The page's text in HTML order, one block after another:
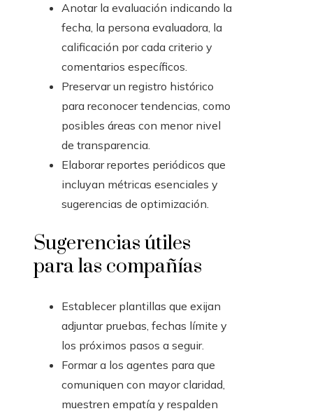
Anotar la evaluación indicando la
fecha, la persona evaluadora, la
calificación por cada criterio y
comentarios específicos.
Preservar un registro histórico
para reconocer tendencias, como
posibles áreas con menor nivel
de transparencia.
Elaborar reportes periódicos que
incluyan métricas esenciales y
sugerencias de optimización.
Sugerencias útiles
para las compañías
Establecer plantillas que exijan
adjuntar pruebas, fechas límite y
los próximos pasos a seguir.
Formar a los agentes para que
comuniquen con mayor claridad,
muestren empatía y respalden